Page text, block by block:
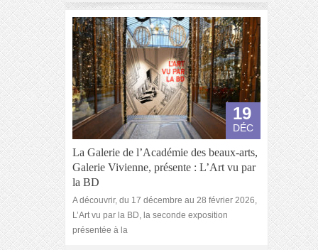
19
DÉC
La Galerie de l’Académie des beaux-arts,
Galerie Vivienne, présente : L’Art vu par
la BD
A découvrir, du 17 décembre au 28 février 2026,
L’Art vu par la BD, la seconde exposition
présentée à la